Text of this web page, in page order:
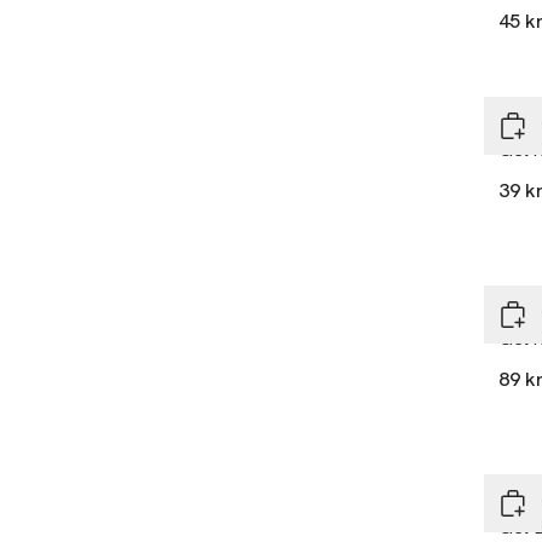
45 kr
Gel
39 kr
Gel
89 kr
Gel